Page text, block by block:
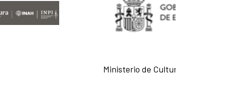
Ministerio de Cultura